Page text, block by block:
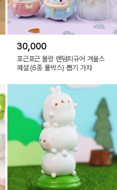
30,000
포근포근 몰랑 랜덤피규어 겨울스
페셜 (6종 풀박스) 뽑기 가챠